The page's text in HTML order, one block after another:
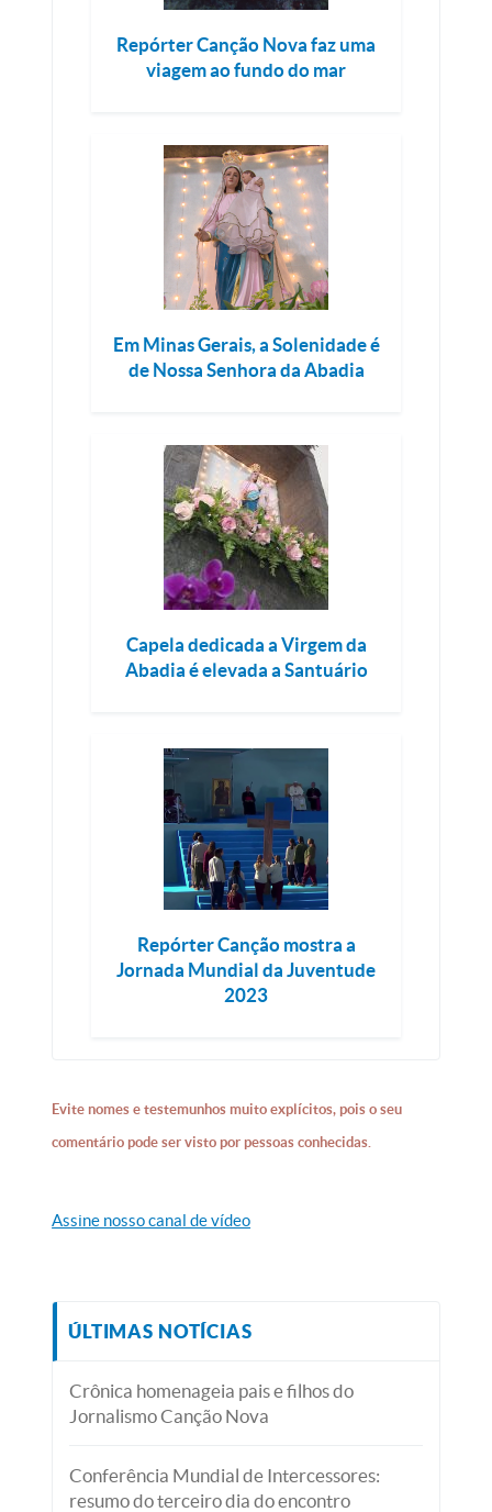
Repórter Canção Nova faz uma
viagem ao fundo do mar
Em Minas Gerais, a Solenidade é
de Nossa Senhora da Abadia
Capela dedicada a Virgem da
Abadia é elevada a Santuário
Repórter Canção mostra a
Jornada Mundial da Juventude
2023
Evite nomes e testemunhos muito explícitos, pois o seu
comentário pode ser visto por pessoas conhecidas.
Assine nosso canal de vídeo
ÚLTIMAS NOTÍCIAS
Crônica homenageia pais e filhos do
Jornalismo Canção Nova
Conferência Mundial de Intercessores:
resumo do terceiro dia do encontro